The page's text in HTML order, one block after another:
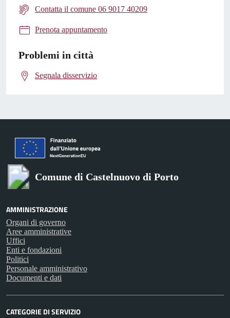
Contatta il comune 06 9017 40209
Prenota appuntamento
Problemi in città
Segnala disservizio
Comune di Castelnuovo di Porto
AMMINISTRAZIONE
Organi di governo
Aree amministrative
Uffici
Enti e fondazioni
Politici
Personale amministrativo
Documenti e dati
CATEGORIE DI SERVIZIO